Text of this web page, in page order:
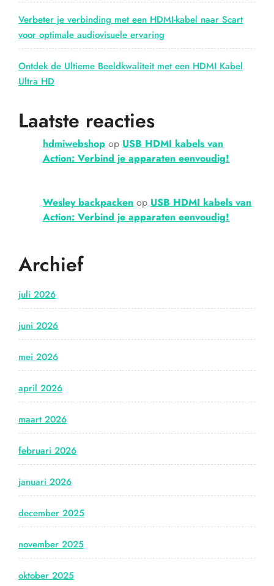
Verbeter je verbinding met een HDMI-kabel naar Scart
voor optimale audiovisuele ervaring
Ontdek de Ultieme Beeldkwaliteit met een HDMI Kabel
Ultra HD
Laatste reacties
hdmiwebshop op USB HDMI kabels van
Action: Verbind je apparaten eenvoudig!
Wesley backpacken op USB HDMI kabels van
Action: Verbind je apparaten eenvoudig!
Archief
juli 2026
juni 2026
mei 2026
april 2026
maart 2026
februari 2026
januari 2026
december 2025
november 2025
oktober 2025